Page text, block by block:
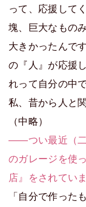
って、応援して
塊、巨大なもの
大きかったんで
の『人』が応援
れって自分の中
私、昔から人と
（中略）
――つい最近（二
のガレージを使
店』をされてい
「自分で作った